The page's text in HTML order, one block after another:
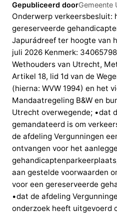
Gepubliceerd doorGemeente
Onderwerp verkeersbesluit:
gereserveerde
Japurádreef ter hoogte van
juli 2026 Kenmerk:
Wethouders van Utrecht,
Artikel 18, lid 1d van de
(hierna: WVW 1994) en het
Mandaatregeling B&W en
Utrecht overwegende; •dat
gemandateerd is om
de afdeling Vergunningen
ontvangen voor het
aan gestelde voorwaarden
voor een gereserveerde
•dat de afdeling
onderzoek heeft uitgevoerd